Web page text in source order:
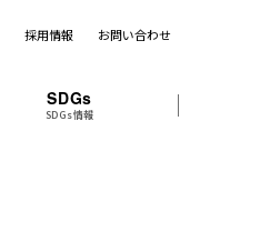
採用情報 お問い合わせ
SDGs
SDGs情報